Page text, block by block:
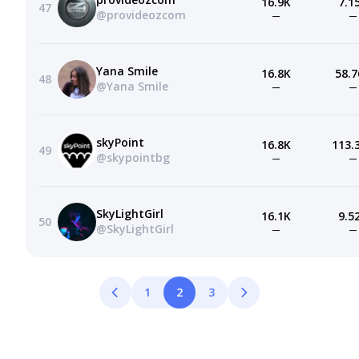
47
@provideozcom
— —
48
Yana Smile
@Yana Smile
16.8K
— —
49
skyPoint
@skypointbg
16.8K
— —
50
SkyLightGirl
@SkyLightGirl
16.1K
— —
1 2 3